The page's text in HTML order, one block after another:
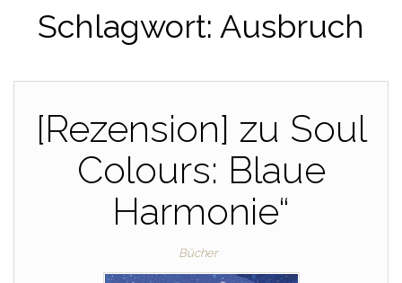
Schlagwort: Ausbruch
[Rezension] zu Soul
Colours: Blaue
Harmonie“
Bücher